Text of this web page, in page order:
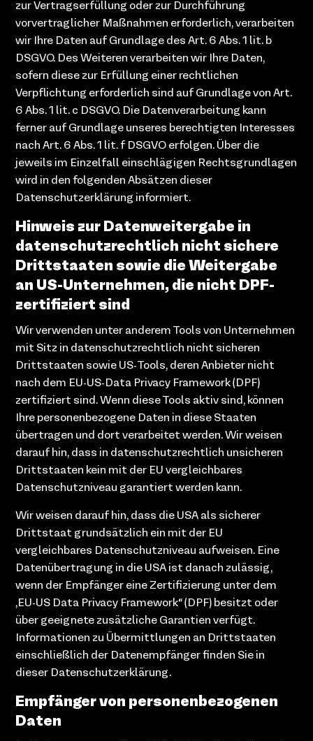
zur Vertragserfüllung oder zur Durchführung
vorvertraglicher Maßnahmen erforderlich, verarbeiten
wir Ihre Daten auf Grundlage des Art. 6 Abs. 1 lit. b
DSGVO. Des Weiteren verarbeiten wir Ihre Daten,
sofern diese zur Erfüllung einer rechtlichen
Verpflichtung erforderlich sind auf Grundlage von Art.
6 Abs. 1 lit. c DSGVO. Die Datenverarbeitung kann
ferner auf Grundlage unseres berechtigten Interesses
nach Art. 6 Abs. 1 lit. f DSGVO erfolgen. Über die
jeweils im Einzelfall einschlägigen Rechtsgrundlagen
wird in den folgenden Absätzen dieser
Datenschutzerklärung informiert.
Hinweis zur Datenweitergabe in
datenschutzrechtlich nicht sichere
Drittstaaten sowie die Weitergabe
an US-Unternehmen, die nicht DPF-
zertifiziert sind
Wir verwenden unter anderem Tools von Unternehmen
mit Sitz in datenschutzrechtlich nicht sicheren
Drittstaaten sowie US-Tools, deren Anbieter nicht
nach dem EU-US-Data Privacy Framework (DPF)
zertifiziert sind. Wenn diese Tools aktiv sind, können
Ihre personenbezogene Daten in diese Staaten
übertragen und dort verarbeitet werden. Wir weisen
darauf hin, dass in datenschutzrechtlich unsicheren
Drittstaaten kein mit der EU vergleichbares
Datenschutzniveau garantiert werden kann.
Wir weisen darauf hin, dass die USA als sicherer
Drittstaat grundsätzlich ein mit der EU
vergleichbares Datenschutzniveau aufweisen. Eine
Datenübertragung in die USA ist danach zulässig,
wenn der Empfänger eine Zertifizierung unter dem
„EU-US Data Privacy Framework“ (DPF) besitzt oder
über geeignete zusätzliche Garantien verfügt.
Informationen zu Übermittlungen an Drittstaaten
einschließlich der Datenempfänger finden Sie in
dieser Datenschutzerklärung.
Empfänger von personenbezogenen
Daten